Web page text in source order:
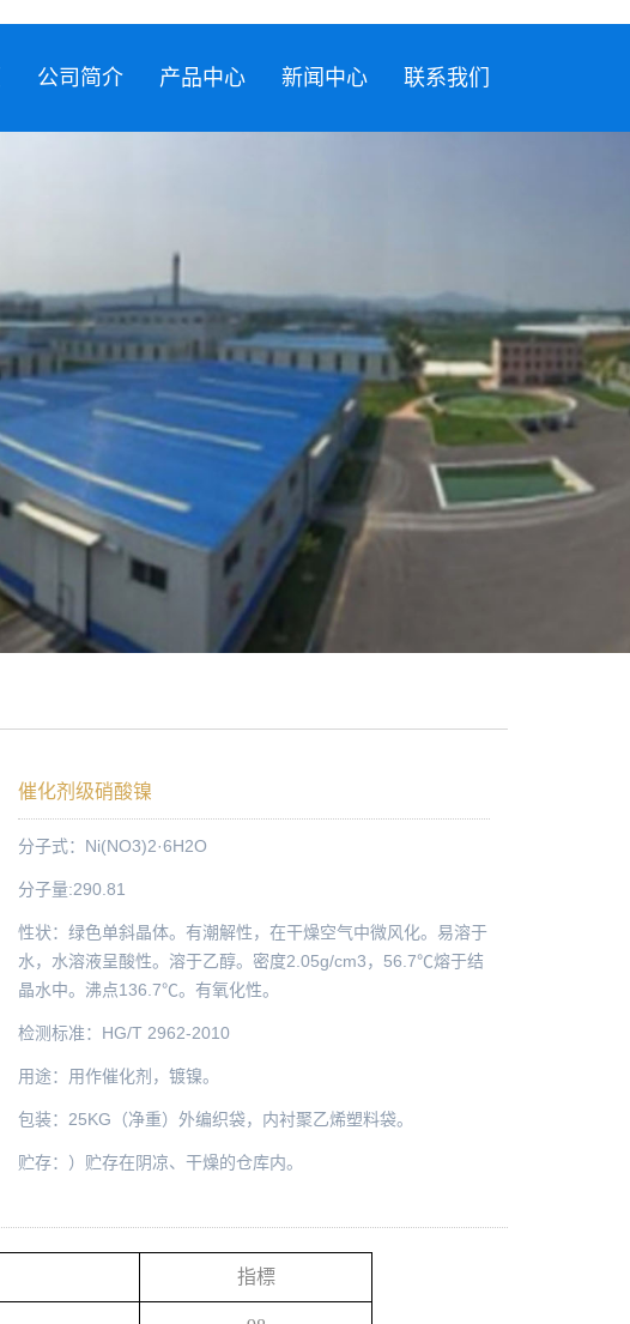
公司简介 产品中心 新闻中心 联系我们
催化剂级硝酸镍
分子式：Ni(NO3)2·6H2O
分子量:290.81
性状：绿色单斜晶体。有潮解性，在干燥空气中微风化。易溶于
水，水溶液呈酸性。溶于乙醇。密度2.05g/cm3，56.7℃熔于结
晶水中。沸点136.7℃。有氧化性。
检测标准：HG/T 2962-2010
用途：用作催化剂，镀镍。
包装：25KG（净重）外编织袋，内衬聚乙烯塑料袋。
贮存：）贮存在阴凉、干燥的仓库内。
指標